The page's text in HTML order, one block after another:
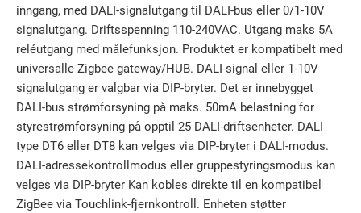
inngang, med DALI-signalutgang til DALI-bus eller 0/1-10V
signalutgang. Driftsspenning 110-240VAC. Utgang maks 5A
reléutgang med målefunksjon. Produktet er kompatibelt med
universalle Zigbee gateway/HUB. DALI-signal eller 1-10V
signalutgang er valgbar via DIP-bryter. Det er innebygget
DALI-bus strømforsyning på maks. 50mA belastning for
styrestrømforsyning på opptil 25 DALI-driftsenheter. DALI
type DT6 eller DT8 kan velges via DIP-bryter i DALI-modus.
DALI-adressekontrollmodus eller gruppestyringsmodus kan
velges via DIP-bryter Kan kobles direkte til en kompatibel
ZigBee via Touchlink-fjernkontroll. Enheten støtter